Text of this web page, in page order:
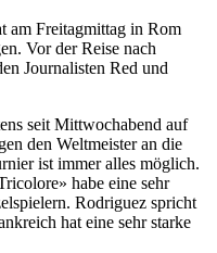
am Freitagmittag in Rom
Vor der Reise nach
Journalisten Red und
seit Mittwochabend auf
den Weltmeister an die
ist immer alles möglich.
habe eine sehr
Rodriguez spricht
hat eine sehr starke